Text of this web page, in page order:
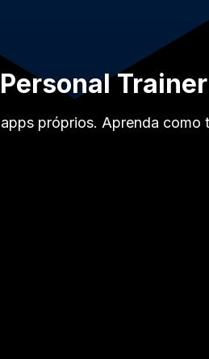
próprios. Aprenda